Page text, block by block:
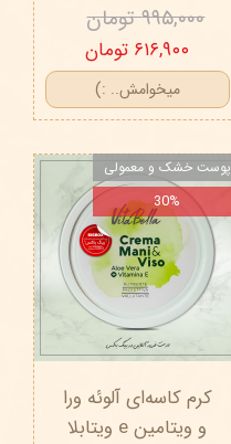
۹۹۵,۰۰۰ تومان
۶۱۶,۹۰۰ تومان
میخوامش.. :)
کرم کاسه‌ای آلوئه ورا
و ویتامین e ویتابلا
پوست خشک و معمولی
30%